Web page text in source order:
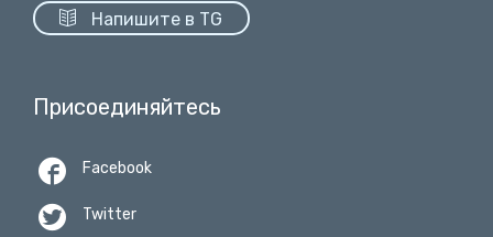
 Напишите в TG
Присоединяйтесь
 Facebook
 Twitter